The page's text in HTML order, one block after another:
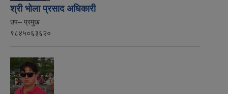
श्री भोला प्रसाद अधिकारी
उप– प्रमुख
९८४५०६३६२०